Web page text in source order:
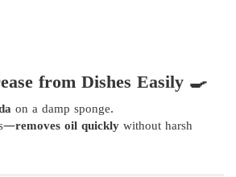
from Dishes Easily 🍳
on a damp sponge.
removes oil quickly without harsh